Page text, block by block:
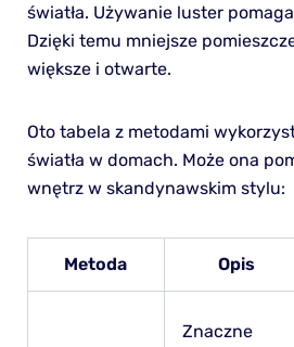
światła. Używanie luster
Dzięki temu mniejsze
większe i otwarte.
Oto tabela z metodami
światła w domach. Może ona
wnętrz w skandynawskim stylu:
Metoda Opis
Znaczne